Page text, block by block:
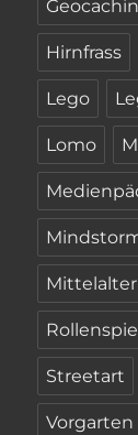
Hirnfrass
Lego
Lomo
Mittelalter
Streetart
Vorgarten